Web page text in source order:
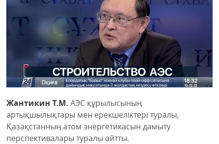
Жантикин Т.М. АЭС құрылысының
артықшылықтары мен ерекшеліктері туралы,
Қазақстанның атом энергетикасын дамыту
перспективалары туралы айтты.